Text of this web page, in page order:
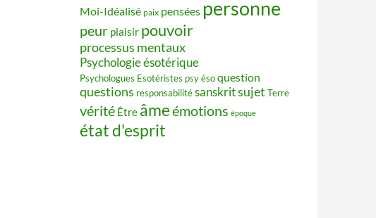
Moi-Idéalisé paix pensées personne
peur plaisir pouvoir
processus mentaux
Psychologie ésotérique
Psychologues Esotéristes psy ésoquestion
questions responsabilitésanskritsujet Terre
vérité Être âmeémotions époque
état d'esprit